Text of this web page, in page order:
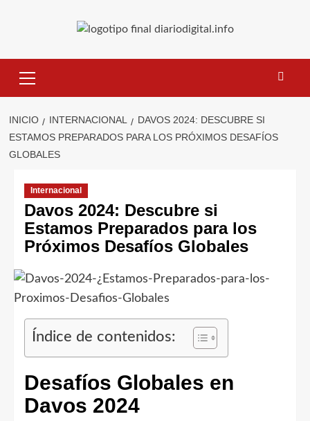
primario
INICIO INTERNACIONAL
DAVOS 2024: DESCUBRE SI
ESTAMOS PREPARADOS PARA LOS PRÓXIMOS DESAFÍOS
GLOBALES
Internacional
Davos 2024: Descubre si
Estamos Preparados para los
Próximos Desafíos Globales
Índice de contenidos:
Desafíos Globales en
Davos 2024